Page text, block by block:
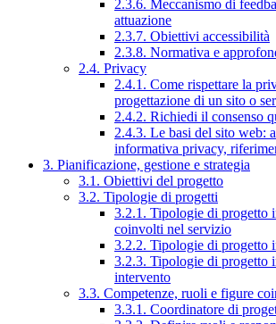
2.3.6. Meccanismo di
attuazione
2.3.7. Obiettivi accessibilità
2.3.8. Normativa e
2.4. Privacy
2.4.1. Come rispettare la
progettazione di un sito o
2.4.2. Richiedi il consenso
2.4.3. Le basi del sito web:
informativa privacy,
3. Pianificazione, gestione e strategia
3.1. Obiettivi del progetto
3.2. Tipologie di progetti
3.2.1. Tipologie di progetto
coinvolti nel servizio
3.2.2. Tipologie di progetto
3.2.3. Tipologie di progetto
intervento
3.3. Competenze, ruoli e figure
3.3.1. Coordinatore di